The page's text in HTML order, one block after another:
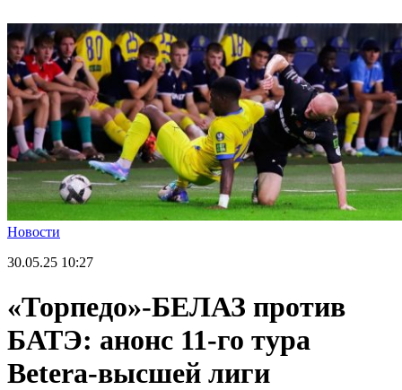
Новости
30.05.25 10:27
«Торпедо»-БЕЛАЗ против
БАТЭ: анонс 11-го тура
Betera-высшей лиги